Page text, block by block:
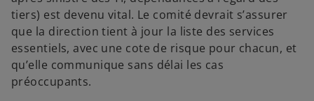
tiers) est devenu vital. Le comité devrait s’assurer
que la direction tient à jour la liste des services
essentiels, avec une cote de risque pour chacun, et
qu’elle communique sans délai les cas
préoccupants.